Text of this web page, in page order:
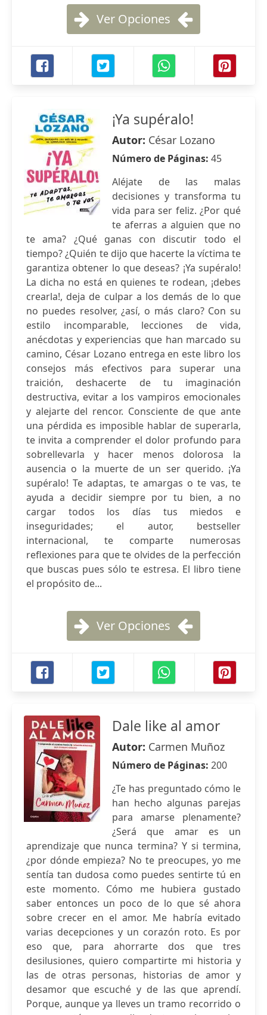
Ver Opciones
¡Ya supéralo!
Autor: César Lozano
Número de Páginas: 45
Aléjate de las malas
decisiones y transforma tu
vida para ser feliz. ¿Por qué
te aferras a alguien que no
te ama? ¿Qué ganas con discutir todo el
tiempo? ¿Quién te dijo que hacerte la víctima te
garantiza obtener lo que deseas? ¡Ya supéralo!
La dicha no está en quienes te rodean, ¡debes
crearla!, deja de culpar a los demás de lo que
no puedes resolver, ¿así, o más claro? Con su
estilo incomparable, lecciones de vida,
anécdotas y experiencias que han marcado su
camino, César Lozano entrega en este libro los
consejos más efectivos para superar una
traición, deshacerte de tu imaginación
destructiva, evitar a los vampiros emocionales
y alejarte del rencor. Consciente de que ante
una pérdida es imposible hablar de superarla,
te invita a comprender el dolor profundo para
sobrellevarla y hacer menos dolorosa la
ausencia o la muerte de un ser querido. ¡Ya
supéralo! Te adaptas, te amargas o te vas, te
ayuda a decidir siempre por tu bien, a no
cargar todos los días tus miedos e
inseguridades; el autor, bestseller
internacional, te comparte numerosas
reflexiones para que te olvides de la perfección
que buscas pues sólo te estresa. El libro tiene
el propósito de...
Ver Opciones
Dale like al amor
Autor: Carmen Muñoz
Número de Páginas: 200
¿Te has preguntado cómo le
han hecho algunas parejas
para amarse plenamente?
¿Será que amar es un
aprendizaje que nunca termina? Y si termina,
¿por dónde empieza? No te preocupes, yo me
sentía tan dudosa como puedes sentirte tú en
este momento. Cómo me hubiera gustado
saber entonces un poco de lo que sé ahora
sobre crecer en el amor. Me habría evitado
varias decepciones y un corazón roto. Es por
eso que, para ahorrarte dos que tres
desilusiones, quiero compartirte mi historia y
las de otras personas, historias de amor y
desamor que escuché y de las que aprendí.
Porque, aunque ya lleves un tramo recorrido o